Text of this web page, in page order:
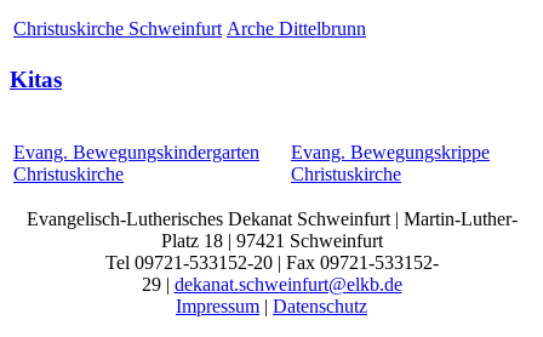
Christuskirche Schweinfurt Arche Dittelbrunn
Kitas
Evang. Bewegungskindergarten
Christuskirche
Evang. Bewegungskrippe
Christuskirche
Evangelisch-Lutherisches Dekanat Schweinfurt | Martin-Luther-
Platz 18 | 97421 Schweinfurt
Tel 09721-533152-20 | Fax 09721-533152-
29 | dekanat.schweinfurt@elkb.de
Impressum | Datenschutz